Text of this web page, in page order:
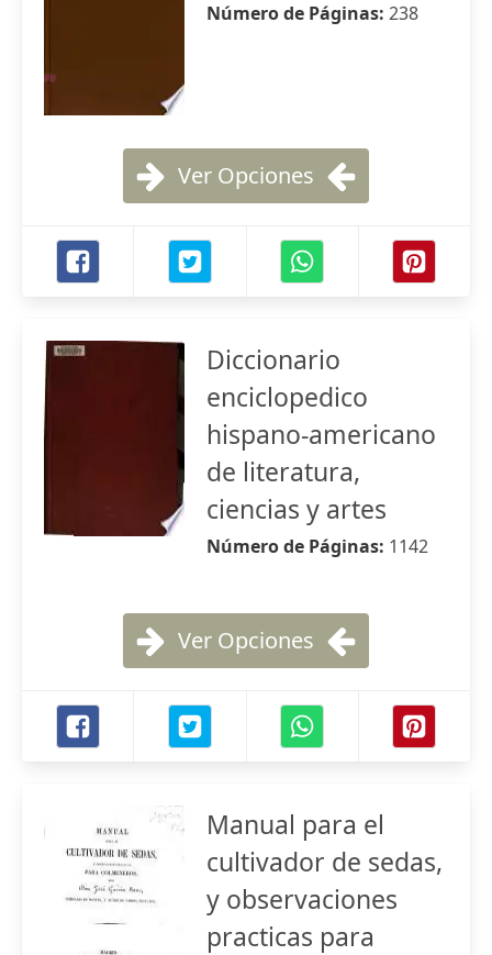
Número de Páginas: 238
Ver Opciones
Diccionario
enciclopedico
hispano-americano
de literatura,
ciencias y artes
Número de Páginas: 1142
Ver Opciones
Manual para el
cultivador de sedas,
y observaciones
practicas para